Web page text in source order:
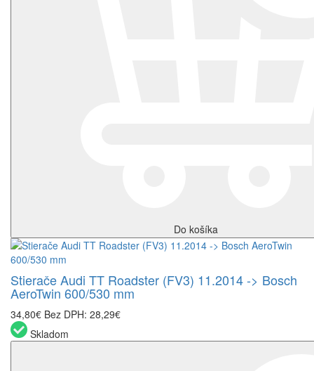
Do košíka
Stierače Audi TT Roadster (FV3) 11.2014 -> Bosch
AeroTwin 600/530 mm
34,80€ Bez DPH: 28,29€
Skladom